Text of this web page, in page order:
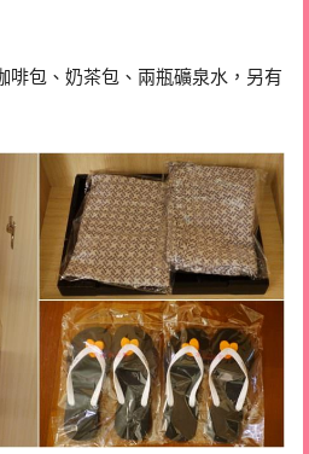
啡包、奶茶包、兩瓶礦泉水，另有